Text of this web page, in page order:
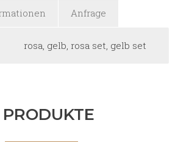
Anfrage
rosa, gelb, rosa set, gelb set